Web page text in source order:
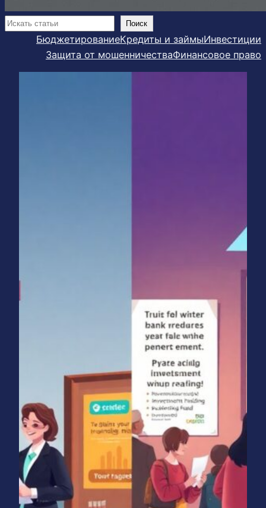
Поиск Поиск
БюджетированиеКредиты и займыИнвестиции
Защита от мошенничестваФинансовое право